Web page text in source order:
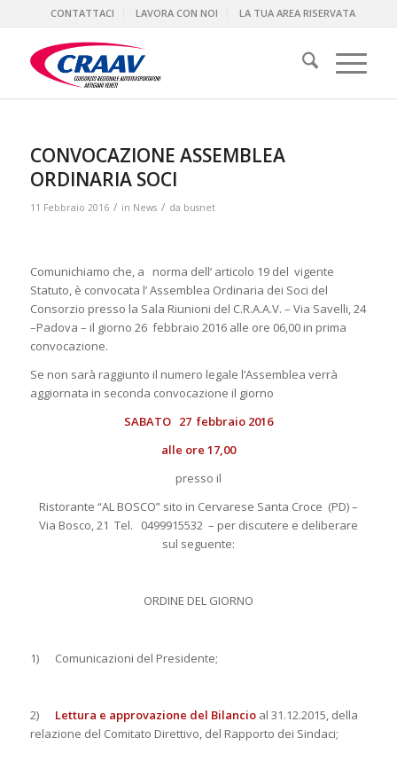
CONTATTACI LAVORA CON NOI LA TUA AREA RISERVATA
CONVOCAZIONE ASSEMBLEA
ORDINARIA SOCI
11 Febbraio 2016 / in News / da busnet
Comunichiamo che, a norma dell’ articolo 19 del vigente
Statuto, è convocata l’ Assemblea Ordinaria dei Soci del
Consorzio presso la Sala Riunioni del C.R.A.A.V. – Via Savelli, 24
–Padova – il giorno 26 febbraio 2016 alle ore 06,00 in prima
convocazione.
Se non sarà raggiunto il numero legale l’Assemblea verrà
aggiornata in seconda convocazione il giorno
SABATO 27 febbraio 2016
alle ore 17,00
presso il
Ristorante “AL BOSCO” sito in Cervarese Santa Croce (PD) –
Via Bosco, 21 Tel. 0499915532– per discutere e deliberare
sul seguente:
ORDINE DEL GIORNO
1) Comunicazioni del Presidente;
2) Lettura e approvazione del Bilancioal 31.12.2015, della
relazione del Comitato Direttivo, del Rapporto dei Sindaci;